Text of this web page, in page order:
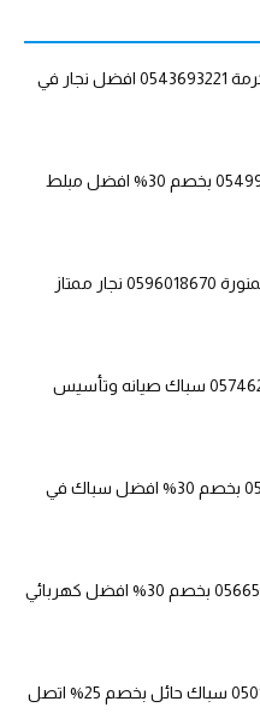
نجار شاطر بمكة المكرمة 0543693221 افضل نجار في
مبلط بالدمام 0549961684 بخصم 30% افضل مبلط
أرخص نجار بالمدينة المنورة 0596018670 نجار ممتاز
سباك في مكه 0574627679 سباك صيانه وتأسيس
سباك ابها 0537555277 بخصم 30% افضل سباك في
كهربائي تبوك 0566573483 بخصم 30% افضل كهربائي
سباك بحائل 0501093091 سباك حائل بخصم 25% اتصل